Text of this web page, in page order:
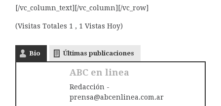
[/vc_column_text][/vc_column][/vc_row]
(Visitas Totales 1 , 1 Vistas Hoy)
Bio Últimas publicaciones
ABC en linea
Redacción -
prensa@abcenlinea.com.ar